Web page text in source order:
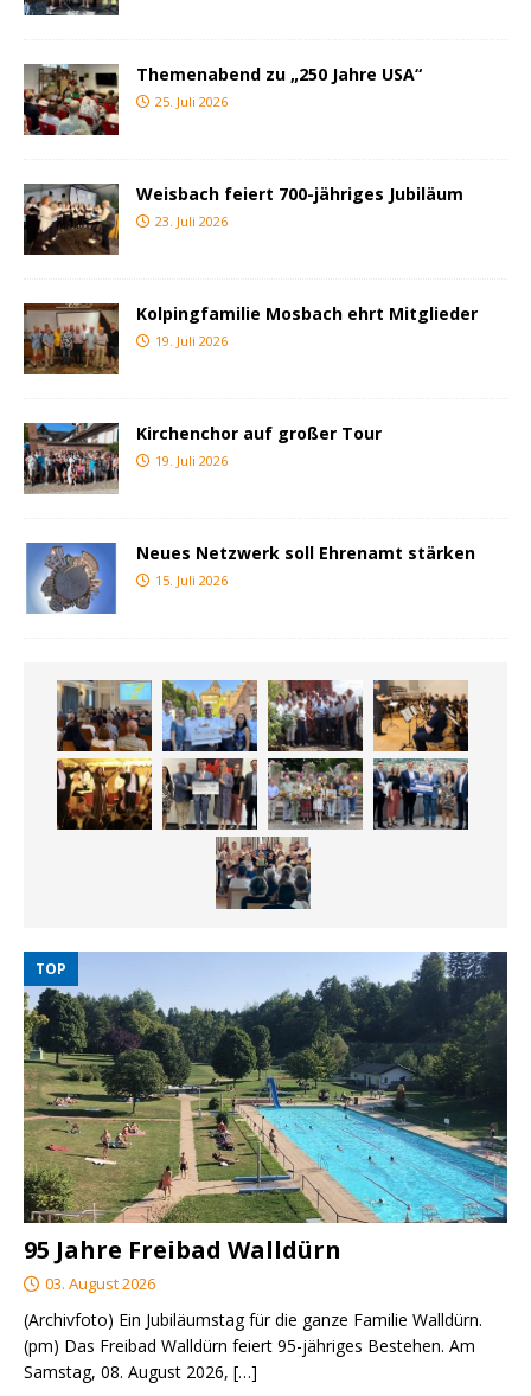
Themenabend zu „250 Jahre USA“
25. Juli 2026
Weisbach feiert 700-jähriges Jubiläum
23. Juli 2026
Kolpingfamilie Mosbach ehrt Mitglieder
19. Juli 2026
Kirchenchor auf großer Tour
19. Juli 2026
Neues Netzwerk soll Ehrenamt stärken
15. Juli 2026
TOP
95 Jahre Freibad Walldürn
03. August 2026
(Archivfoto) Ein Jubiläumstag für die ganze Familie Walldürn.
(pm) Das Freibad Walldürn feiert 95-jähriges Bestehen. Am
Samstag, 08. August 2026, […]